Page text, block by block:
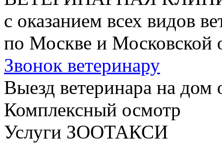
с оказанием всех видов
по Москве и Московской
Звонок ветеринару
Выезд ветеринара на дом
Комплексный осмотр
Услуги ЗООТАКСИ